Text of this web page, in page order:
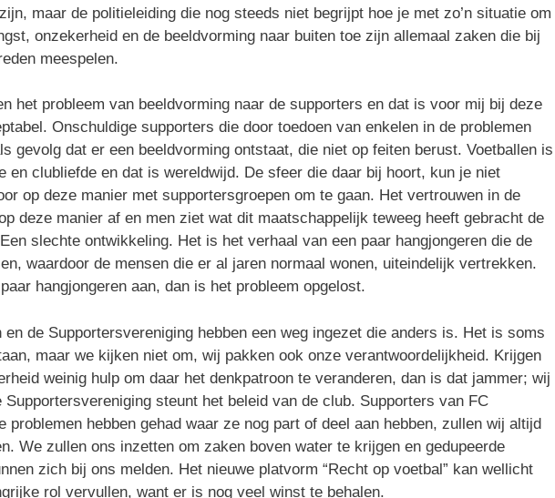
maar de politieleiding die nog steeds niet begrijpt hoe je met zo’n situatie om
onzekerheid en de beeldvorming naar buiten toe zijn allemaal zaken die bij
meespelen.
het probleem van beeldvorming naar de supporters en dat is voor mij bij deze
Onschuldige supporters die door toedoen van enkelen in de problemen
gevolg dat er een beeldvorming ontstaat, die niet op feiten berust. Voetballen is
en clubliefde en dat is wereldwijd. De sfeer die daar bij hoort, kun je niet
op deze manier met supportersgroepen om te gaan. Het vertrouwen in de
deze manier af en men ziet wat dit maatschappelijk teweeg heeft gebracht de
slechte ontwikkeling. Het is het verhaal van een paar hangjongeren die de
waardoor de mensen die er al jaren normaal wonen, uiteindelijk vertrekken.
hangjongeren aan, dan is het probleem opgelost.
en de Supportersvereniging hebben een weg ingezet die anders is. Het is soms
maar we kijken niet om, wij pakken ook onze verantwoordelijkheid. Krijgen
weinig hulp om daar het denkpatroon te veranderen, dan is dat jammer; wij
Supportersvereniging steunt het beleid van de club. Supporters van FC
problemen hebben gehad waar ze nog part of deel aan hebben, zullen wij altijd
We zullen ons inzetten om zaken boven water te krijgen en gedupeerde
zich bij ons melden. Het nieuwe platvorm “Recht op voetbal” kan wellicht
rol vervullen, want er is nog veel winst te behalen.